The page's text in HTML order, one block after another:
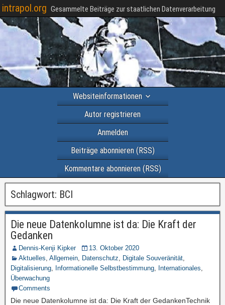
intrapol.org Gesammelte Beiträge zur staatlichen Datenverarbeitung
Websiteinformationen
Autor registrieren
Anmelden
Beiträge abonnieren (RSS)
Kommentare abonnieren (RSS)
Schlagwort: BCI
Die neue Datenkolumne ist da: Die Kraft der
Gedanken
Dennis-Kenji Kipker
13. Oktober 2020
Aktuelles, Allgemein, Datenschutz, Digitale Souveränität,
Digitalisierung, Informationelle Selbstbestimmung, Internationales,
Überwachung
Comments
Die neue Datenkolumne ist da: Die Kraft der GedankenTechnik